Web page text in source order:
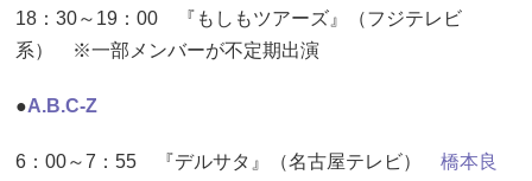
18：30～19：00 『もしもツアーズ』（フジテレビ
系） ※一部メンバーが不定期出演
●A.B.C-Z
6：00～7：55 『デルサタ』（名古屋テレビ） 橋本良